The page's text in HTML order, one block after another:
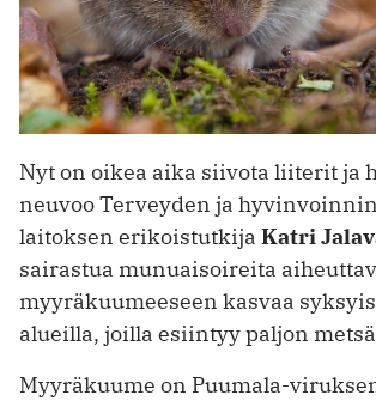
Nyt on oikea aika siivota liiterit ja
neuvoo Terveyden ja hyvinvoinnin
laitoksen erikoistutkija Katri
sairastua munuaisoireita
myyräkuumeeseen kasvaa
alueilla, joilla esiintyy paljon
Myyräkuume on Puumala-